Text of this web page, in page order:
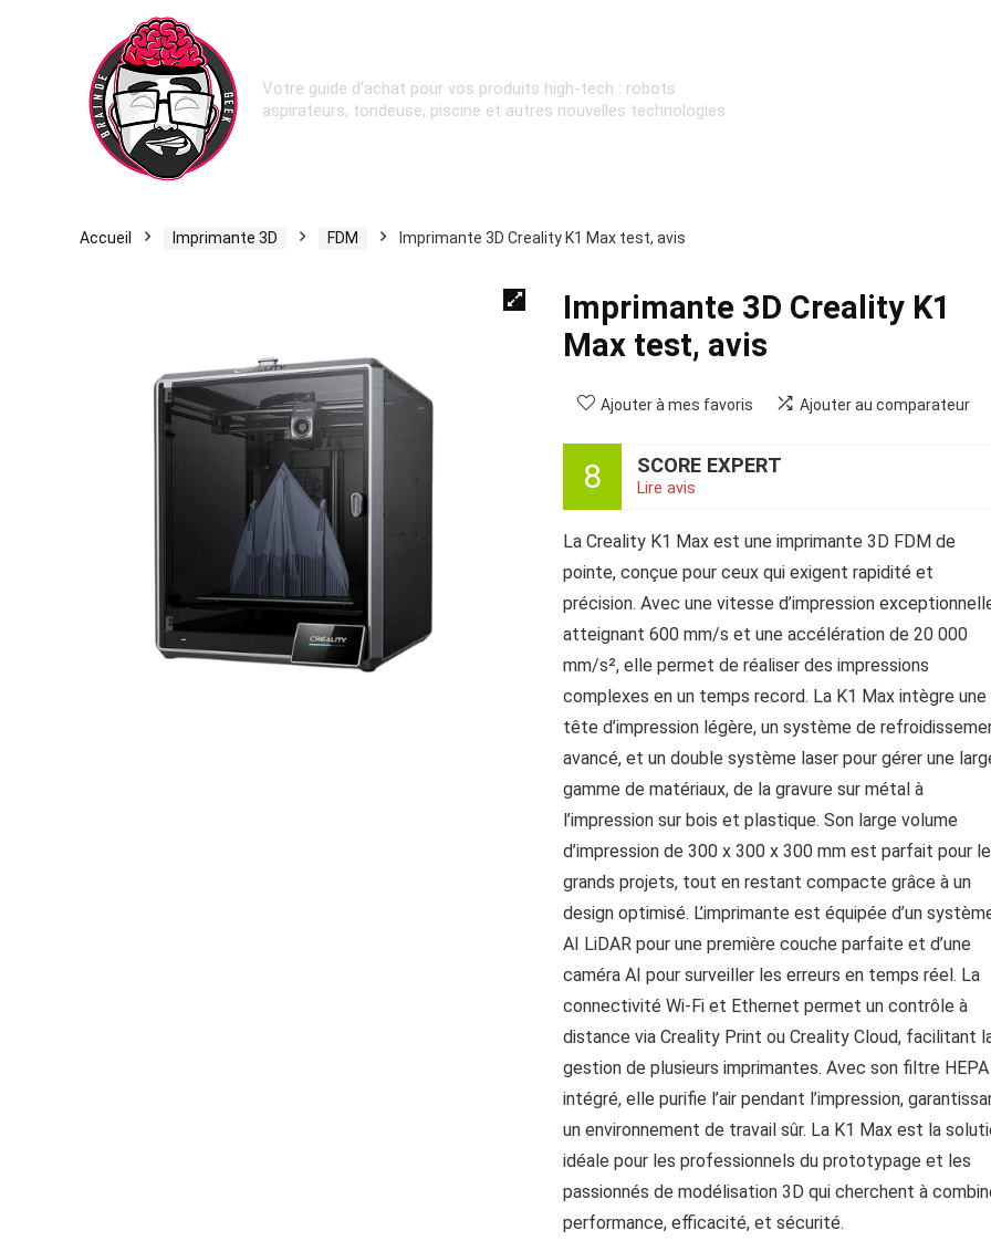
Votre guide d'achat pour vos produits high-tech : robots
aspirateurs, tondeuse, piscine et autres nouvelles technologies
Accueil Imprimante 3D FDM Imprimante 3D Creality K1 Max test, avis
Imprimante 3D Creality K1
Max test, avis
Ajouter à mes favoris Ajouter au comparateur
8 SCORE EXPERT
Lire avis
La Creality K1 Max est une imprimante 3D FDM de
pointe, conçue pour ceux qui exigent rapidité et
précision. Avec une vitesse d’impression
atteignant 600 mm/s et une accélération de 20 000
mm/s², elle permet de réaliser des impressions
complexes en un temps record. La K1 Max intègre une
tête d’impression légère, un système de
avancé, et un double système laser pour gérer une
gamme de matériaux, de la gravure sur métal à
l’impression sur bois et plastique. Son large volume
d’impression de 300 x 300 x 300 mm est parfait pour
grands projets, tout en restant compacte grâce à un
design optimisé. L’imprimante est équipée d’un
AI LiDAR pour une première couche parfaite et d’une
caméra AI pour surveiller les erreurs en temps réel. La
connectivité Wi-Fi et Ethernet permet un contrôle à
distance via Creality Print ou Creality Cloud, facilitant
gestion de plusieurs imprimantes. Avec son filtre HEPA
intégré, elle purifie l’air pendant l’impression,
un environnement de travail sûr. La K1 Max est la
idéale pour les professionnels du prototypage et les
passionnés de modélisation 3D qui cherchent à
performance, efficacité, et sécurité.